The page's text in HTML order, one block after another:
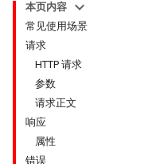
本页内容
常见使用场景
请求
HTTP 请求
参数
请求正文
响应
属性
错误